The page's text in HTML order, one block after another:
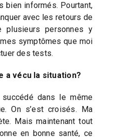
bien informés. Pourtant,
avec les retours de
plusieurs personnes y
symptômes que moi
des tests.
a vécu la situation?
dans le même
On s’est croisés. Ma
Mais maintenant tout
en bonne santé, ce